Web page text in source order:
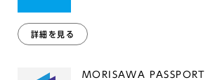
詳細を見る
MORISAWA